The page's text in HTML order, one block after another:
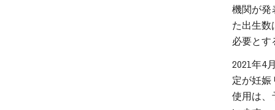
機関が発
た出生数
必要とす
2021年4
定が妊娠
使用は、